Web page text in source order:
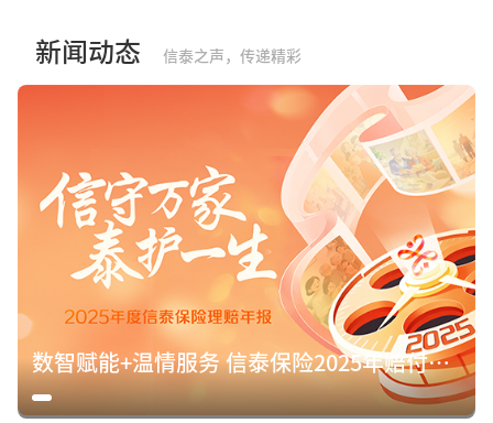
新闻动态 信泰之声，传递精彩
数智赋能+温情服务 信泰保险2025年赔付15.8亿元诠释保险初心